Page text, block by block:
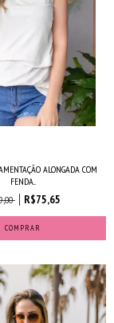
ALONGADA COM
FENDA...
R$75,65
COMPRAR